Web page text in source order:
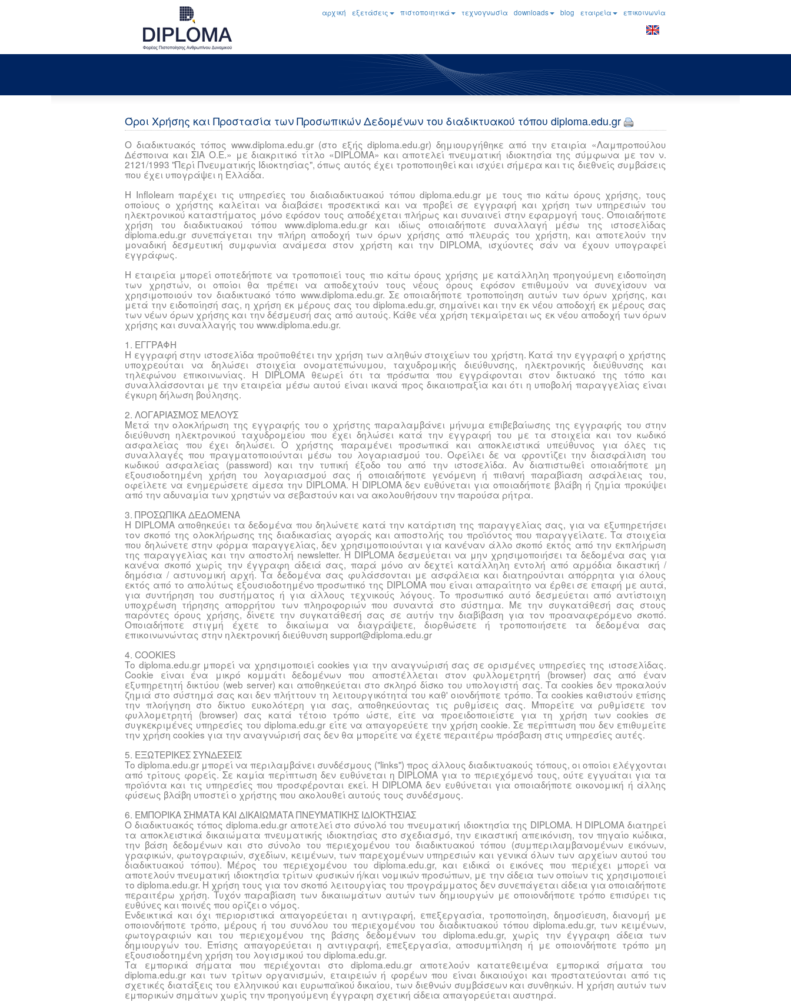
αρχική εξετάσεις πιστοποιητικά τεχνογνωσία downloads blog εταιρεία επικοινωνία
Όροι Χρήσης και Προστασία των Προσωπικών Δεδομένων του διαδικτυακού τόπου diploma.edu.gr
Ο διαδικτυακός τόπος www.diploma.edu.gr (στο εξής diploma.edu.gr) δημιουργήθηκε από την εταιρία «Λαμπροπούλου
Δέσποινα και ΣΙΑ Ο.Ε.» με διακριτικό τίτλο «DIPLOMA» και αποτελεί πνευματική ιδιοκτησία της σύμφωνα με τον ν.
2121/1993 "Περί Πνευματικής Ιδιοκτησίας", όπως αυτός έχει τροποποιηθεί και ισχύει σήμερα και τις διεθνείς συμβάσεις
που έχει υπογράψει η Ελλάδα.
H Inflolearn παρέχει τις υπηρεσίες του διαδιαδικτυακού τόπου diploma.edu.gr με τους πιο κάτω όρους χρήσης, τους
οποίους ο χρήστης καλείται να διαβάσει προσεκτικά και να προβεί σε εγγραφή και χρήση των υπηρεσιών του
ηλεκτρονικού καταστήματος μόνο εφόσον τους αποδέχεται πλήρως και συναινεί στην εφαρμογή τους. Οποιαδήποτε
χρήση του διαδικτυακού τόπου www.diploma.edu.gr και ιδίως οποιαδήποτε συναλλαγή μέσω της ιστοσελίδας
diploma.edu.gr συνεπάγεται την πλήρη αποδοχή των όρων χρήσης από πλευράς του χρήστη, και αποτελούν την
μοναδική δεσμευτική συμφωνία ανάμεσα στον χρήστη και την DIPLOMA, ισχύοντες σάν να έχουν υπογραφεί
εγγράφως.
Η εταιρεία μπορεί οποτεδήποτε να τροποποιεί τους πιο κάτω όρους χρήσης με κατάλληλη προηγούμενη ειδοποίηση
των χρηστών, οι οποίοι θα πρέπει να αποδεχτούν τους νέους όρους εφόσον επιθυμούν να συνεχίσουν να
χρησιμοποιούν τον διαδικτυακό τόπο www.diploma.edu.gr. Σε οποιαδήποτε τροποποίηση αυτών των όρων χρήσης, και
μετά την ειδοποίησή σας, η χρήση εκ μέρους σας του diploma.edu.gr, σημαίνει και την εκ νέου αποδοχή εκ μέρους σας
των νέων όρων χρήσης και την δέσμευσή σας από αυτούς. Κάθε νέα χρήση τεκμαίρεται ως εκ νέου αποδοχή των όρων
χρήσης και συναλλαγής του www.diploma.edu.gr.
1. ΕΓΓΡΑΦΗ
Η εγγραφή στην ιστοσελίδα προϋποθέτει την χρήση των αληθών στοιχείων του χρήστη. Κατά την εγγραφή ο χρήστης
υποχρεούται να δηλώσει στοιχεία ονοματεπώνυμου, ταχυδρομικής διεύθυνσης, ηλεκτρονικής διεύθυνσης και
τηλεφώνου επικοινωνίας. Η DIPLOMA θεωρεί ότι τα πρόσωπα που εγγράφονται στον δικτυακό της τόπο και
συναλλάσσονται με την εταιρεία μέσω αυτού είναι ικανά προς δικαιοπραξία και ότι η υποβολή παραγγελίας είναι
έγκυρη δήλωση βούλησης.
2. ΛΟΓΑΡΙΑΣΜΟΣ ΜΕΛΟΥΣ
Μετά την ολοκλήρωση της εγγραφής του ο χρήστης παραλαμβάνει μήνυμα επιβεβαίωσης της εγγραφής του στην
διεύθυνση ηλεκτρονικού ταχυδρομείου που έχει δηλώσει κατά την εγγραφή του με τα στοιχεία και τον κωδικό
ασφαλείας που έχει δηλώσει. Ο χρήστης παραμένει προσωπικά και αποκλειστικά υπεύθυνος για όλες τις
συναλλαγές που πραγματοποιούνται μέσω του λογαριασμού του. Οφείλει δε να φροντίζει την διασφάλιση του
κωδικού ασφαλείας (password) και την τυπική έξοδο του από την ιστοσελίδα. Αν διαπιστωθεί οποιαδήποτε μη
εξουσιοδοτημένη χρήση του λογαριασμού σας ή οποιαδήποτε γενόμενη ή πιθανή παραβίαση ασφάλειας του,
οφείλετε να ενημερώσετε άμεσα την DIPLOMA. Η DIPLOMA δεν ευθύνεται για οποιαδήποτε βλάβη ή ζημία προκύψει
από την αδυναμία των χρηστών να σεβαστούν και να ακολουθήσουν την παρούσα ρήτρα.
3. ΠΡΟΣΩΠΙΚΑ ΔΕΔΟΜΕΝΑ
Η DIPLOMA αποθηκεύει τα δεδομένα που δηλώνετε κατά την κατάρτιση της παραγγελίας σας, για να εξυπηρετήσει
τον σκοπό της ολοκλήρωσης της διαδικασίας αγοράς και αποστολής του προϊόντος που παραγγείλατε. Τα στοιχεία
που δηλώνετε στην φόρμα παραγγελίας, δεν χρησιμοποιούνται για κανέναν άλλο σκοπό εκτός από την εκπλήρωση
της παραγγελίας και την αποστολή newsletter. H DIPLOMA δεσμεύεται να μην χρησιμοποιήσει τα δεδομένα σας για
κανένα σκοπό χωρίς την έγγραφη άδειά σας, παρά μόνο αν δεχτεί κατάλληλη εντολή από αρμόδια δικαστική /
δημόσια / αστυνομική αρχή. Τα δεδομένα σας φυλάσσονται με ασφάλεια και διατηρούνται απόρρητα για όλους
εκτός από το απολύτως εξουσιοδοτημένο προσωπικό της DIPLOMA που είναι απαραίτητο να έρθει σε επαφή με αυτά,
για συντήρηση του συστήματος ή για άλλους τεχνικούς λόγους. Το προσωπικό αυτό δεσμεύεται από αντίστοιχη
υποχρέωση τήρησης απορρήτου των πληροφοριών που συναντά στο σύστημα. Με την συγκατάθεσή σας στους
παρόντες όρους χρήσης, δίνετε την συγκατάθεσή σας σε αυτήν την διαβίβαση για τον προαναφερόμενο σκοπό.
Οποιαδήποτε στιγμή έχετε το δικαίωμα να διαγράψετε, διορθώσετε ή τροποποιήσετε τα δεδομένα σας
επικοινωνώντας στην ηλεκτρονική διεύθυνση support@diploma.edu.gr
4. COOKIES
Το diploma.edu.gr μπορεί να χρησιμοποιεί cookies για την αναγνώρισή σας σε ορισμένες υπηρεσίες της ιστοσελίδας.
Cookie είναι ένα μικρό κομμάτι δεδομένων που αποστέλλεται στον φυλλομετρητή (browser) σας από έναν
εξυπηρετητή δικτύου (web server) και αποθηκεύεται στο σκληρό δίσκο του υπολογιστή σας. Τα cookies δεν προκαλούν
ζημιά στο σύστημά σας και δεν πλήττουν τη λειτουργικότητά του καθ' οιονδήποτε τρόπο. Τα cookies καθιστούν επίσης
την πλοήγηση στο δίκτυο ευκολότερη για σας, αποθηκεύοντας τις ρυθμίσεις σας. Μπορείτε να ρυθμίσετε τον
φυλλομετρητή (browser) σας κατά τέτοιο τρόπο ώστε, είτε να προειδοποιείστε για τη χρήση των cookies σε
συγκεκριμένες υπηρεσίες του diploma.edu.gr είτε να απαγορεύετε την χρήση cookie. Σε περίπτωση που δεν επιθυμείτε
την χρήση cookies για την αναγνώρισή σας δεν θα μπορείτε να έχετε περαιτέρω πρόσβαση στις υπηρεσίες αυτές.
5. ΕΞΩΤΕΡΙΚΕΣ ΣΥΝΔΕΣΕΙΣ
Το diploma.edu.gr μπορεί να περιλαμβάνει συνδέσμους ("links") προς άλλους διαδικτυακούς τόπους, οι οποίοι ελέγχονται
από τρίτους φορείς. Σε καμία περίπτωση δεν ευθύνεται η DIPLOMA για το περιεχόμενό τους, ούτε εγγυάται για τα
προϊόντα και τις υπηρεσίες που προσφέρονται εκεί. Η DIPLOMA δεν ευθύνεται για οποιαδήποτε οικονομική ή άλλης
φύσεως βλάβη υποστεί ο χρήστης που ακολουθεί αυτούς τους συνδέσμους.
6. ΕΜΠΟΡΙΚΑ ΣΗΜΑΤΑ ΚΑΙ ΔΙΚΑΙΩΜΑΤΑ ΠΝΕΥΜΑΤΙΚΗΣ ΙΔΙΟΚΤΗΣΙΑΣ
Ο διαδικτυακός τόπος diploma.edu.gr αποτελεί στο σύνολό του πνευματική ιδιοκτησία της DIPLOMA. Η DIPLOMA διατηρεί
τα αποκλειστικά δικαιώματα πνευματικής ιδιοκτησίας στο σχεδιασμό, την εικαστική απεικόνιση, τον πηγαίο κώδικα,
την βάση δεδομένων και στο σύνολο του περιεχομένου του διαδικτυακού τόπου (συμπεριλαμβανομένων εικόνων,
γραφικών, φωτογραφιών, σχεδίων, κειμένων, των παρεχομένων υπηρεσιών και γενικά όλων των αρχείων αυτού του
διαδικτυακού τόπου). Μέρος του περιεχομένου του diploma.edu.gr, και ειδικά οι εικόνες που περιέχει μπορεί να
αποτελούν πνευματική ιδιοκτησία τρίτων φυσικών ή/και νομικών προσώπων, με την άδεια των οποίων τις χρησιμοποιεί
το diploma.edu.gr. Η χρήση τους για τον σκοπό λειτουργίας του προγράμματος δεν συνεπάγεται άδεια για οποιαδήποτε
περαιτέρω χρήση. Τυχόν παραβίαση των δικαιωμάτων αυτών των δημιουργών με οποιονδήποτε τρόπο επισύρει τις
ευθύνες και ποινές που ορίζει ο νόμος.
Ενδεικτικά και όχι περιοριστικά απαγορεύεται η αντιγραφή, επεξεργασία, τροποποίηση, δημοσίευση, διανομή με
οποιονδήποτε τρόπο, μέρους ή του συνόλου του περιεχομένου του διαδικτυακού τόπου diploma.edu.gr, των κειμένων,
φωτογραφιών και του περιεχομένου της βάσης δεδομένων του diploma.edu.gr, χωρίς την έγγραφη άδεια των
δημιουργών του. Επίσης απαγορεύεται η αντιγραφή, επεξεργασία, αποσυμπίληση ή με οποιονδήποτε τρόπο μη
εξουσιοδοτημένη χρήση του λογισμικού του diploma.edu.gr.
Τα εμπορικά σήματα που περιέχονται στο diploma.edu.gr αποτελούν κατατεθειμένα εμπορικά σήματα του
diploma.edu.gr και των τρίτων οργανισμών, εταιρειών ή φορέων που είναι δικαιούχοι και προστατεύονται από τις
σχετικές διατάξεις του ελληνικού και ευρωπαϊκού δικαίου, των διεθνών συμβάσεων και συνθηκών. Η χρήση αυτών των
εμπορικών σημάτων χωρίς την προηγούμενη έγγραφη σχετική άδεια απαγορεύεται αυστηρά.